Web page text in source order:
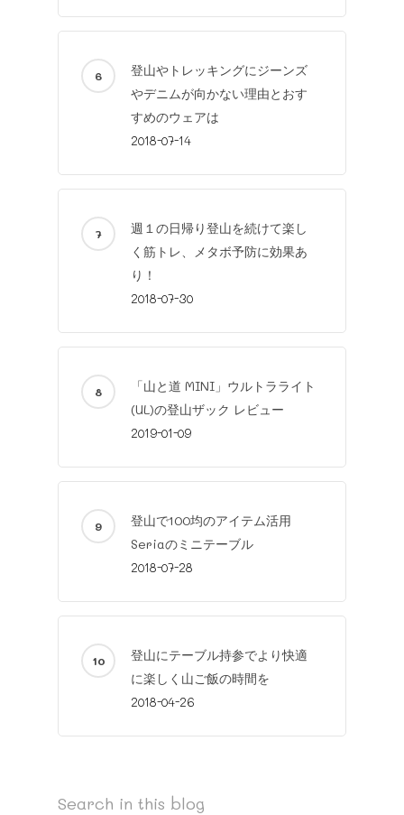
登山やトレッキングにジーンズ
やデニムが向かない理由とおす
すめのウェアは
2018-07-14
週１の日帰り登山を続けて楽し
く筋トレ、メタボ予防に効果あ
り！
2018-07-30
「山と道 MINI」ウルトラライト
(UL)の登山ザック レビュー
2019-01-09
登山で100均のアイテム活用
Seriaのミニテーブル
2018-07-28
登山にテーブル持参でより快適
に楽しく山ご飯の時間を
2018-04-26
Search in this blog
Home
Knowledg
Mountain meal
Man and Wife
About
Facebook
Twitter
Site map